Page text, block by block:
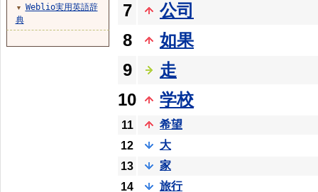
7
公司
8
如果
9
走
10
学校
11
希望
12
大
13
家
14
旅行
▼
Weblio実用英語辞
典